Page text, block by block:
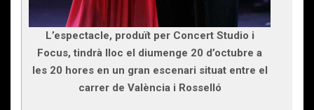
L’espectacle, produït per Concert Studio i
Focus, tindrà lloc el diumenge 20 d’octubre a
les 20 hores en un gran escenari situat entre el
carrer de València i Rosselló